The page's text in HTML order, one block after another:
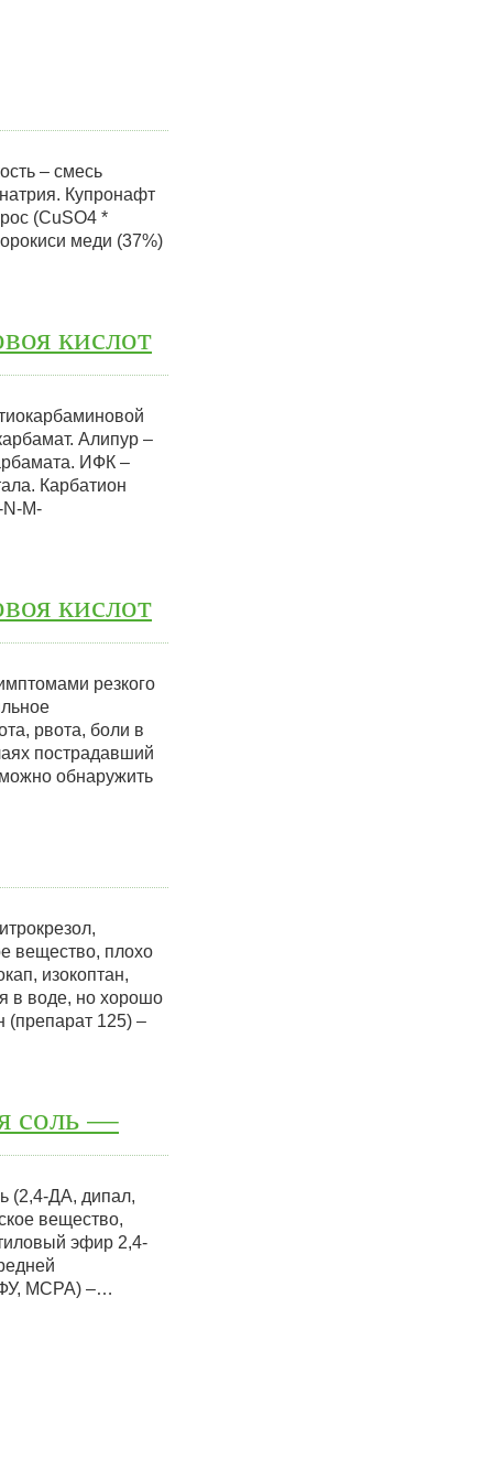
– смесь
Купронафт
(CuSO4 *
меди (37%)
кислот
Алипур –
ИФК –
Карбатион
N-М-
кислот
резкого
рвота, боли в
пострадавший
обнаружить
вещество, плохо
изокоптан,
в воде, но хорошо
(препарат 125) –
соль —
(2,4-ДА, дипал,
вещество,
эфир 2,4-
МСРА) –…